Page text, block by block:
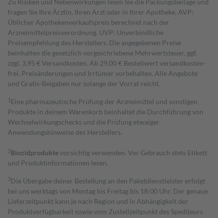
Zu Risiken und Nebenwirkungen lesen Sie die Packungsbeilage und
fragen Sie Ihre Ärztin, Ihren Arzt oder in Ihrer Apotheke. AVP:
Üblicher Apothekenverkaufspreis berechnet nach der
Arzneimittelpreisverordnung. UVP: Unverbindliche
Preisempfehlung des Herstellers. Die angegebenen Preise
beinhalten die gesetzlich vorgeschriebene Mehrwertsteuer, ggf.
zzgl. 3,95 € Versandkosten. Ab 29,00 € Bestell­wert versand­kosten­
frei. Preisänderungen und Irrtümer vorbehalten. Alle Angebote
und Gratis-Beigaben nur solange der Vorrat reicht.
1 Eine pharmazeutische Prüfung der Arzneimittel und sonstigen
Produkte in deinem Warenkorb beinhaltet die Durchführung von
Wechselwirkungschecks und die Prüfung etwaiger
Anwendungshinweise des Herstellers.
2Biozidproduktevorsichtig verwenden. Vor Gebrauch stets Etikett
und Produktinformationen lesen.
3Die Übergabe deiner Bestellung an den Paketdienstleister erfolgt
bei uns werktags von Montag bis Freitag bis 18:00 Uhr. Der genaue
Lieferzeitpunkt kann je nach Region und in Abhängigkeit der
Produktverfügbarkeit sowie vom Zustellzeitpunkt des Spediteurs